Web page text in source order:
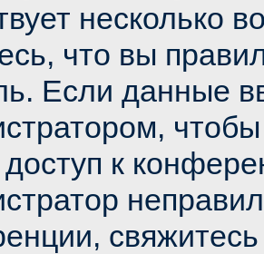
несколько
что вы
Если данные
доступ к